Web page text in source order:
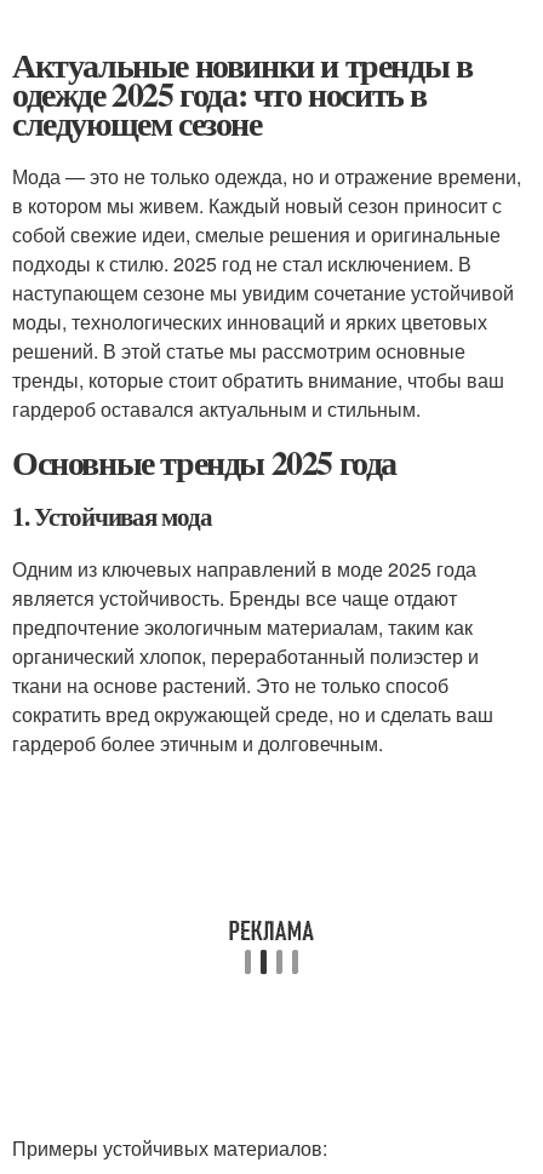
Актуальные новинки и тренды в
одежде 2025 года: что носить в
следующем сезоне
Мода — это не только одежда, но и отражение времени,
в котором мы живем. Каждый новый сезон приносит с
собой свежие идеи, смелые решения и оригинальные
подходы к стилю. 2025 год не стал исключением. В
наступающем сезоне мы увидим сочетание устойчивой
моды, технологических инноваций и ярких цветовых
решений. В этой статье мы рассмотрим основные
тренды, которые стоит обратить внимание, чтобы ваш
гардероб оставался актуальным и стильным.
Основные тренды 2025 года
1. Устойчивая мода
Одним из ключевых направлений в моде 2025 года
является устойчивость. Бренды все чаще отдают
предпочтение экологичным материалам, таким как
органический хлопок, переработанный полиэстер и
ткани на основе растений. Это не только способ
сократить вред окружающей среде, но и сделать ваш
гардероб более этичным и долговечным.
Примеры устойчивых материалов: